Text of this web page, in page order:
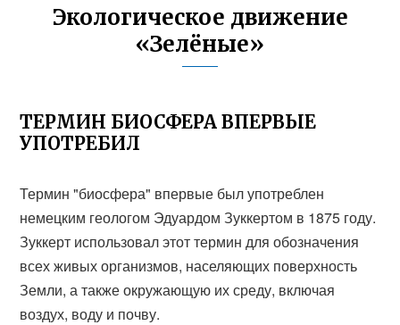
Экологическое движение
«Зелёные»
ТЕРМИН БИОСФЕРА ВПЕРВЫЕ
УПОТРЕБИЛ
Термин "биосфера" впервые был употреблен
немецким геологом Эдуардом Зуккертом в 1875 году.
Зуккерт использовал этот термин для обозначения
всех живых организмов, населяющих поверхность
Земли, а также окружающую их среду, включая
воздух, воду и почву.